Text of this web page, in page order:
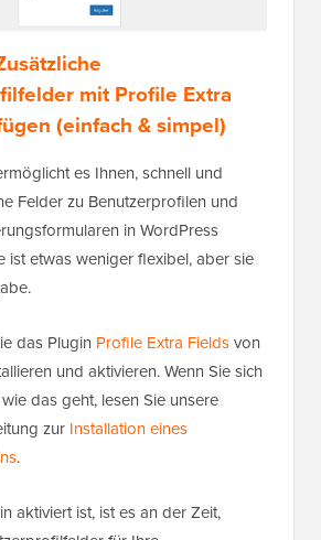
mit Profile Extra
(einfach & simpel)
es Ihnen, schnell und
Felder zu Benutzerprofilen und
in WordPress
ist etwas weniger flexibel, aber sie
das Plugin Profile Extra Fieldsvon
und aktivieren. Wenn Sie sich
das geht, lesen Sie unsere
zur Installation eines
.
aktiviert ist, ist es an der Zeit,